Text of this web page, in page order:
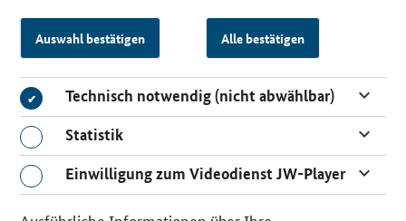
Auswahl bestätigen Alle bestätigen
Technisch notwendig (nicht abwählbar)
Technisch notwendig (nicht abwählbar)
Statistik
Statistik
Einwilligung zum Videodienst JW-Player
Einwilligung zum Videodienst JW-Player